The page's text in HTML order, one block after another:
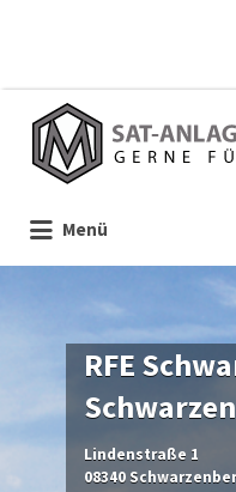
Suchen
nach:
Menü
RFE
Lindenstraße 1
08340